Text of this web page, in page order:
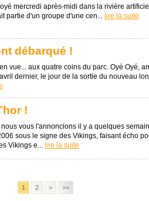
mercredi après-midi dans la rivière
partie d'un groupe d'une cen... lire la suite
débarqué !
vue... aux quatre coins du parc. Oyé Oyé,
dernier, le jour de la sortie du nouveau
!
vous l'annoncions il y a quelques
sous le signe des Vikings, faisant écho
Vikings e... lire la suite
1 2 > >>